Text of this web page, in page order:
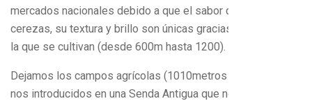
mercados nacionales debido a que el sabor de sus
cerezas, su textura y brillo son únicas gracias a la altitud en
la que se cultivan (desde 600m hasta 1200).
Dejamos los campos agrícolas (1010metros de altitud) y
nos introducidos en una Senda Antigua que nos llevará